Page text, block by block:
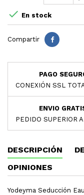
 En stock
Compartir
PAGO
CONEXIÓN SSL
ENVIO
PEDIDO SUPERIOR
DESCRIPCIÓN
OPINIONES
Yodeyma Seducción